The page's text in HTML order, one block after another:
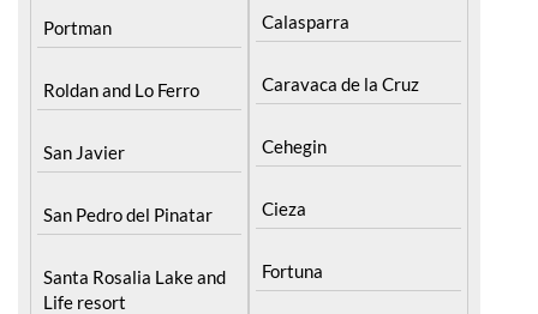
Portman
Roldan and Lo Ferro
San Javier
San Pedro del Pinatar
Santa Rosalia Lake and
Life resort
Calasparra
Caravaca de la Cruz
Cehegin
Cieza
Fortuna